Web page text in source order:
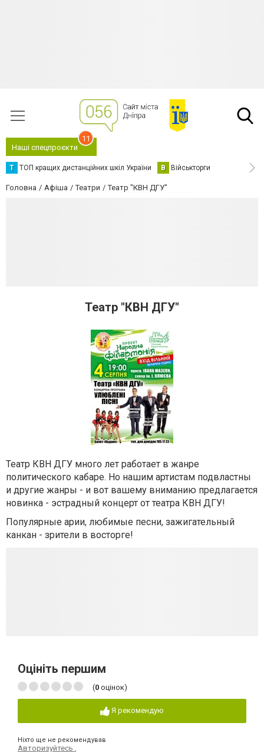
Наші спецпроєкти
11
Т ТОП кращих дистанційних шкіл України В Військторги
Головна Афіша Театри Театр "КВН ДГУ"
Театр "КВН ДГУ"
Театр КВН ДГУ много лет работает в жанре
политического кабаре. Но нашим артистам подвластны
и другие жанры - и вот вашему вниманию предлагается
новинка - эстрадный концерт от театра КВН ДГУ!
Популярные арии, любимые песни, зажигательный
канкан - зрители в восторге!
Оцініть першим
(0 оцінок)
Я рекомендую
Ніхто ще не рекомендував
Авторизуйтесь